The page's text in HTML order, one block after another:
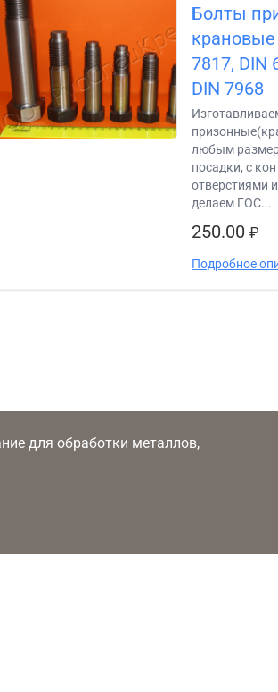
Болты
7817, DIN
DIN 7968
любым
посадки, с
отверстиями
делаем ГОС...
250.00₽
Подробное
для обработки металлов,